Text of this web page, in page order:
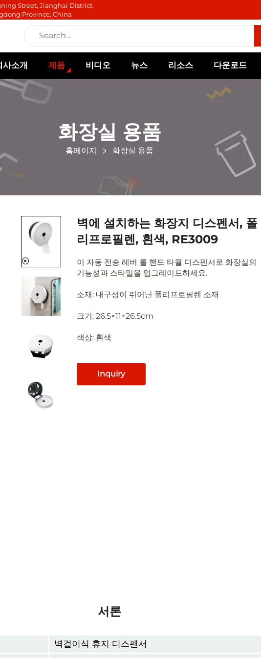
Street, Jianghai District,
Province, China
사소개 제품 비디오 뉴스 리소스 다운로드
화장실 용품
홈페이지 화장실 용품
벽에 설치하는 화장지 디스펜서, 폴
리프로필렌, 흰색, RE3009
이 자동 전송 레버 롤 핸드 타월 디스펜서로 화장실의
기능성과 스타일을 업그레이드하세요.
소재: 내구성이 뛰어난 폴리프로필렌 소재
크기: 26.5×11×26.5cm
색상: 흰색
Inquiry
서론
벽걸이식 휴지 디스펜서